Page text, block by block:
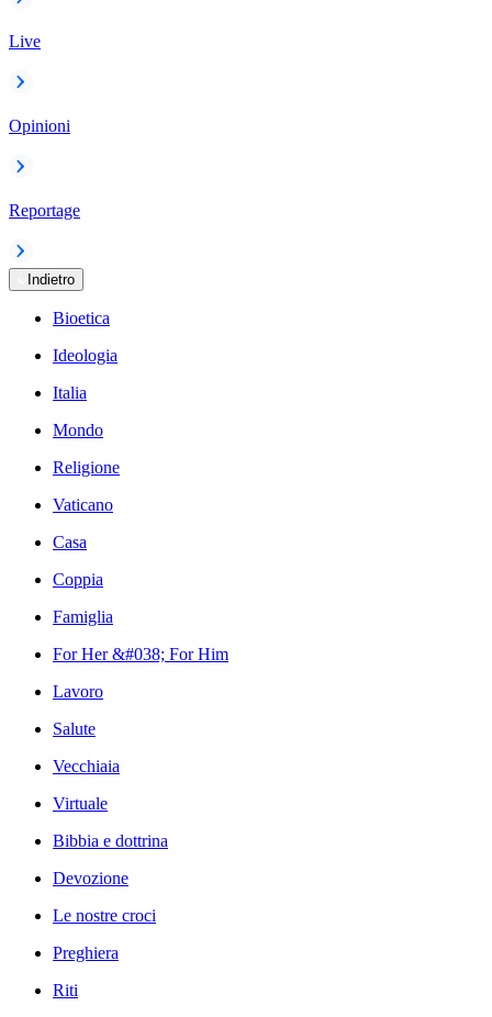
Live
Opinioni
Reportage
Indietro
Bioetica
Ideologia
Italia
Mondo
Religione
Vaticano
Casa
Coppia
Famiglia
For Her &#038; For Him
Lavoro
Salute
Vecchiaia
Virtuale
Bibbia e dottrina
Devozione
Le nostre croci
Preghiera
Riti